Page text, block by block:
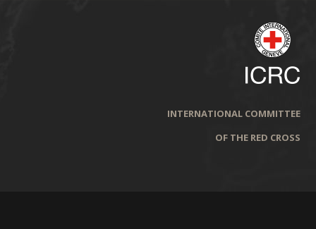
INTERNATIONAL COMMITTEE
OF THE RED CROSS